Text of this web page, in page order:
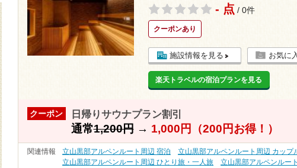
- 点 / 0件
クーポンあり
施設情報を見る お気に
楽天トラベルの宿泊プランを見る
クーポン 日帰りサウナプラン割引
通常1,200円→ 1,000円（200円お得！）
関連情報 立山黒部アルペンルート周辺 宿泊
立山黒部アルペンルート周辺 カップ
立山黒部アルペンルート周辺 ひとり旅・一人旅
立山黒部アルペンルー